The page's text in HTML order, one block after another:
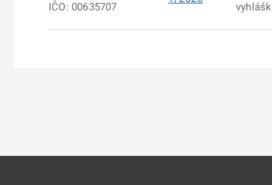
IČO: 00635707